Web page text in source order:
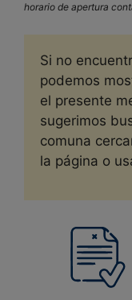
horario de apertura
Si no
podemos
el presente
sugerimos
comuna
la página o